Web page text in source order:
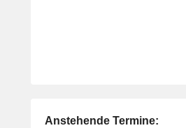
Anstehende Termine: